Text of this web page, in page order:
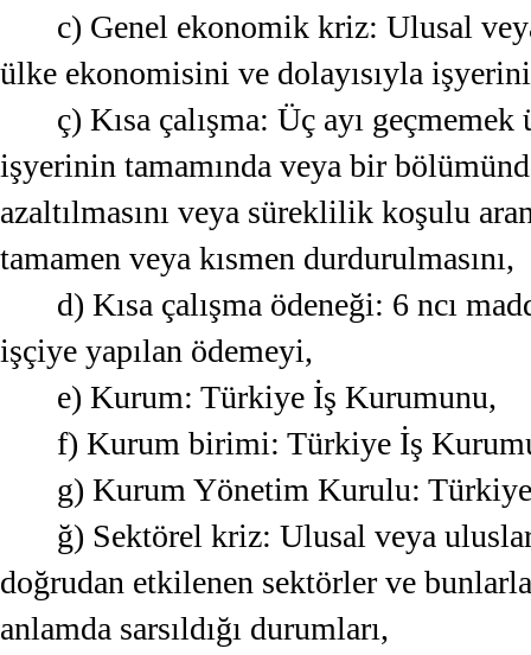
c) Genel ekonomik kriz: Ulusal
ülke ekonomisini ve dolayısıyla
ç) Kısa çalışma: Üç ayı
işyerinin tamamında veya bir
azaltılmasını veya süreklilik koşulu
tamamen veya kısmen durdurulmasını,
d) Kısa çalışma ödeneği: 6 ncı
işçiye yapılan ödemeyi,
e) Kurum: Türkiye İş Kurumunu,
f) Kurum birimi: Türkiye İş
g) Kurum Yönetim Kurulu:
ğ) Sektörel kriz: Ulusal veya
doğrudan etkilenen sektörler ve
anlamda sarsıldığı durumları,